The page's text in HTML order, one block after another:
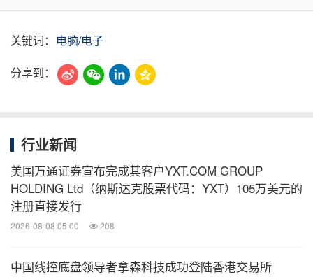
关键词：
电脑/电子
分享到：
行业新闻
美国万通证券宣布完成其客户YXT.COM GROUP
HOLDING Ltd（纳斯达克股票代码：YXT）105万美元的
注册直接发行
2026-08-08 05:00 208
中国线控底盘领导者拿森科技成功登陆香港交易所